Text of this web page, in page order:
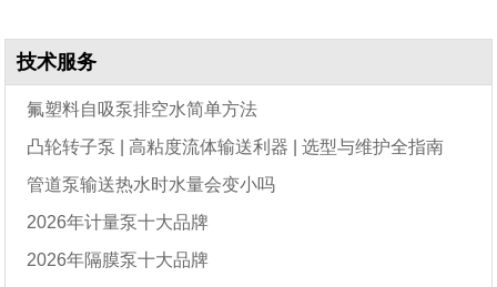
技术服务
氟塑料自吸泵排空水简单方法
凸轮转子泵 | 高粘度流体输送利器 | 选型与维护全指南
管道泵输送热水时水量会变小吗
2026年计量泵十大品牌
2026年隔膜泵十大品牌